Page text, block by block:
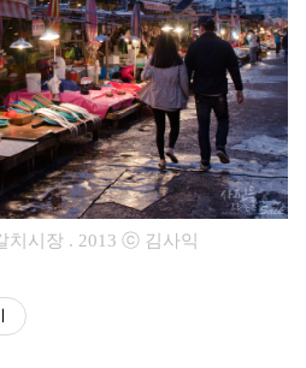
치시장 . 2013 ⓒ 김사익